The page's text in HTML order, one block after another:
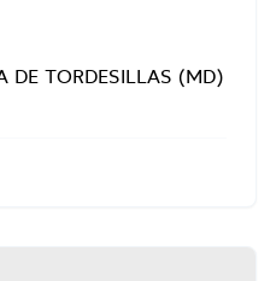
DE TORDESILLAS (MD)